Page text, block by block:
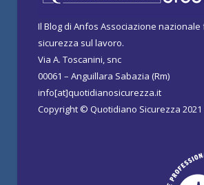
Il Blog di Anfos Associazione
sicurezza sul lavoro.
Via A. Toscanini, snc
00061 – Anguillara Sabazia (Rm)
info[at]quotidianosicurezza.it
Copyright © Quotidiano Sicurezza 2021